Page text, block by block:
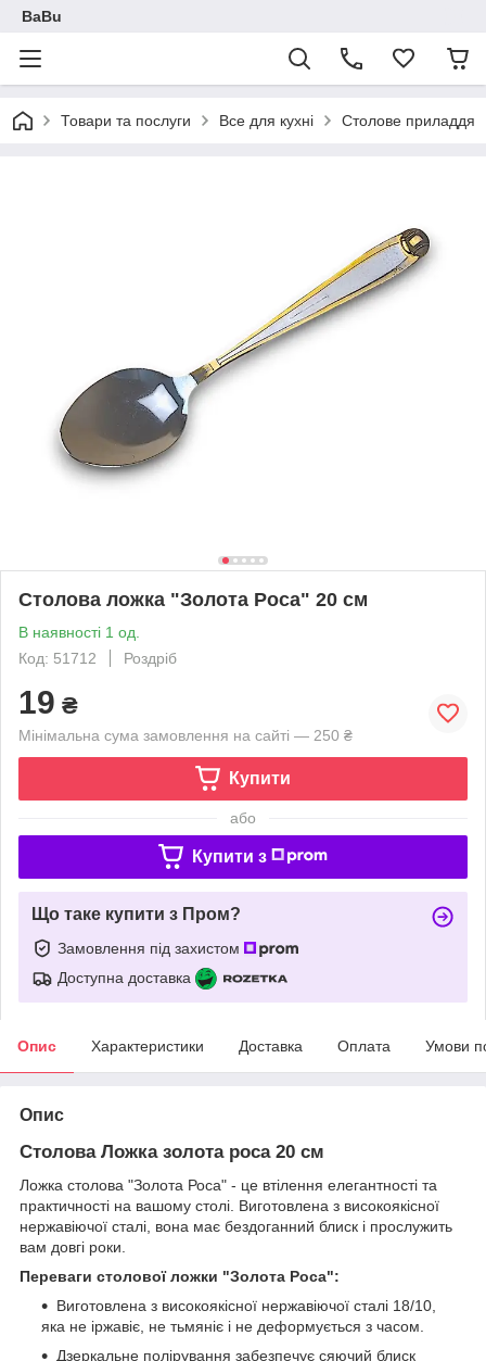
BaBu
Товари та послуги Все для кухні Столове приладдя
Столова ложка "Золота Роса" 20 см
В наявності 1 од.
Код: 51712
Роздріб
19 ₴
Мінімальна сума замовлення на сайті — 250 ₴
Купити
або
Купити з
Що таке купити з Пром?
Замовлення під захистом
Доступна доставка
Опис Характеристики Доставка Оплата Умови
Опис
Столова Ложка золота роса 20 см
Ложка столова "Золота Роса" - це втілення елегантності та
практичності на вашому столі. Виготовлена з високоякісної
нержавіючої сталі, вона має бездоганний блиск і прослужить
вам довгі роки.
Переваги столової ложки "Золота Роса":
Виготовлена з високоякісної нержавіючої сталі 18/10,
яка не іржавіє, не тьмяніє і не деформується з часом.
Дзеркальне полірування забезпечує сяючий блиск